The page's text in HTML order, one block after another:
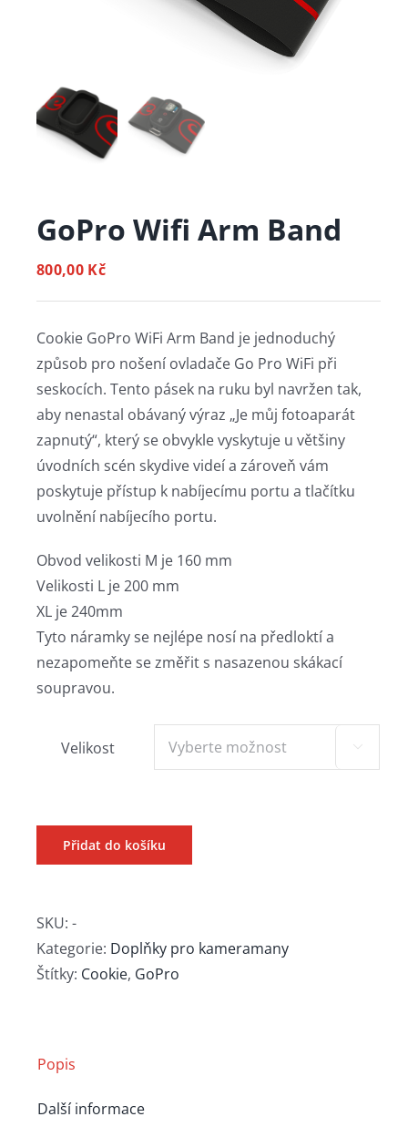
GoPro Wifi Arm Band
800,00 Kč
Cookie GoPro WiFi Arm Band je jednoduchý
způsob pro nošení ovladače Go Pro WiFi při
seskocích. Tento pásek na ruku byl navržen tak,
aby nenastal obávaný výraz „Je můj fotoaparát
zapnutý“, který se obvykle vyskytuje u většiny
úvodních scén skydive videí a zároveň vám
poskytuje přístup k nabíjecímu portu a tlačítku
uvolnění nabíjecího portu.
Obvod velikosti M je 160 mm
Velikosti L je 200 mm
XL je 240mm
Tyto náramky se nejlépe nosí na předloktí a
nezapomeňte se změřit s nasazenou skákací
soupravou.
Velikost 
Přidat do košíku
SKU: -
Kategorie: Doplňky pro kameramany
Štítky: Cookie, GoPro
Popis
Další informace